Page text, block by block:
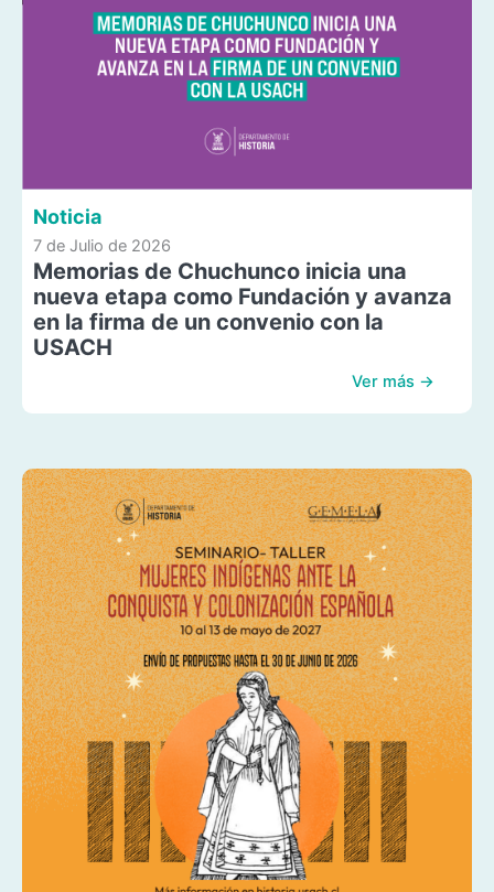
Noticia
7 de Julio de 2026
Memorias de Chuchunco inicia una
nueva etapa como Fundación y avanza
en la firma de un convenio con la
USACH
Ver más →